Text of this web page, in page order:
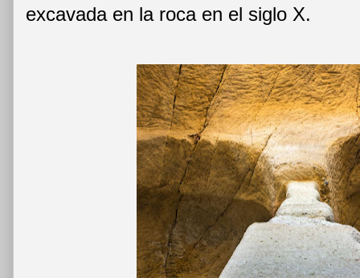
excavada en la roca en el siglo X.